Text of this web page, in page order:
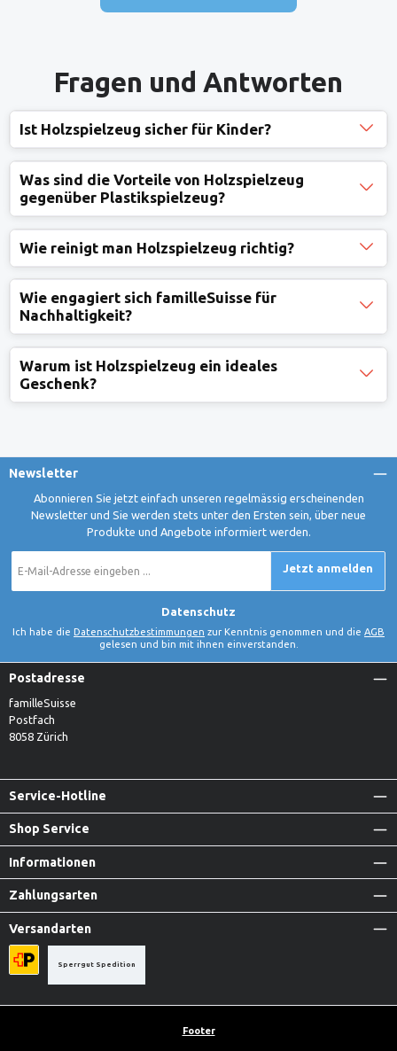
Fragen und Antworten
Ist Holzspielzeug sicher für Kinder?
Was sind die Vorteile von Holzspielzeug
gegenüber Plastikspielzeug?
Wie reinigt man Holzspielzeug richtig?
Wie engagiert sich familleSuisse für
Nachhaltigkeit?
Warum ist Holzspielzeug ein ideales
Geschenk?
Newsletter
Abonnieren Sie jetzt einfach unseren regelmässig erscheinenden
Newsletter und Sie werden stets unter den Ersten sein, über neue
Produkte und Angebote informiert werden.
Mail-
Jetzt anmelden
Datenschutz
Ich habe die Datenschutzbestimmungen zur Kenntnis genommen und die AGB
gelesen und bin mit ihnen einverstanden.
Postadresse
familleSuisse
Postfach
8058 Zürich
Service-Hotline
Shop Service
Informationen
Zahlungsarten
Versandarten
Priority A-Post
Sperrgut Spedition
Footer